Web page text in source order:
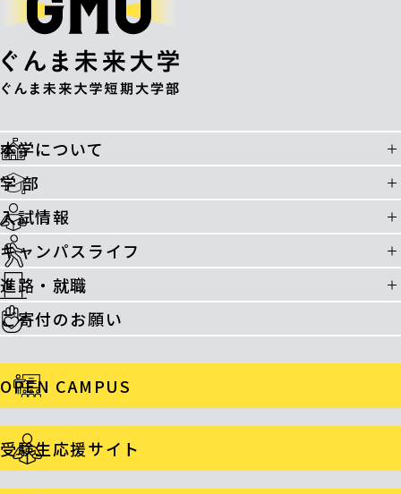
本学について
学 部
入試情報
キャンパスライフ
進路・就職
ご寄付のお願い
OPEN CAMPUS
受験生応援サイト